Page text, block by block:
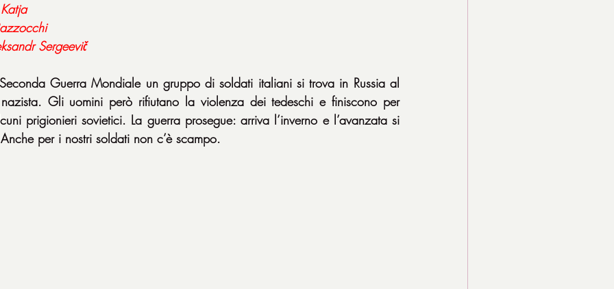
Katja
Sergeevič
Guerra Mondiale un gruppo di soldati italiani si trova in Russia al
nazista. Gli uomini però rifiutano la violenza dei tedeschi e finiscono per
prigionieri sovietici. La guerra prosegue: arriva l’inverno e l’avanzata si
per i nostri soldati non c’è scampo.